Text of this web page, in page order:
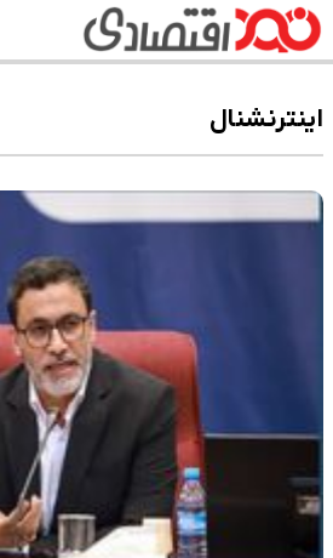
اینترنشنال